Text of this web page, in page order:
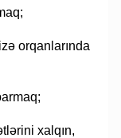
orqanlarında
xalqın,